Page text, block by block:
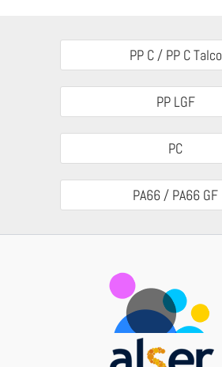
PP C / PP C Talco
PP LGF
PC
PA66 / PA66 GF